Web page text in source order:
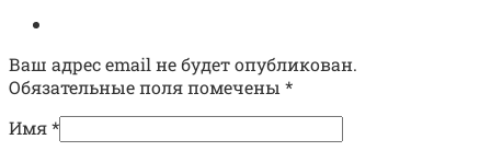
Ваш адрес email не будет опубликован.
Обязательные поля помечены *
Имя*